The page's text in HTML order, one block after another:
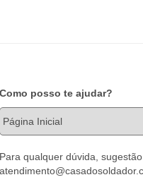
Como posso te ajudar?
Para qualquer dúvida,